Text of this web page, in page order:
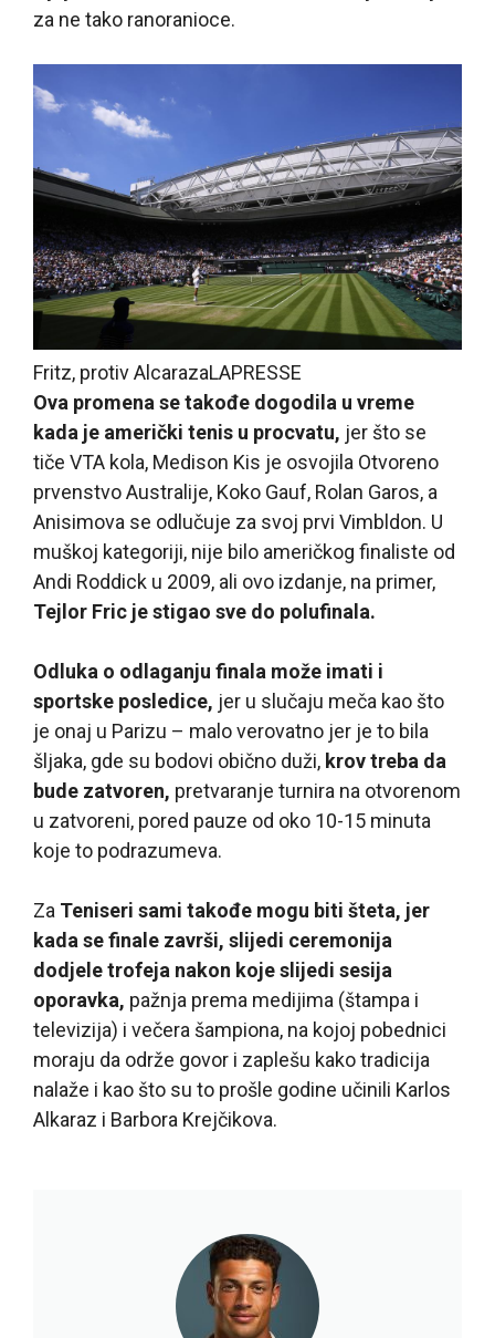
za ne tako ranoranioce.
Fritz, protiv AlcarazaLAPRESSE
Ova promena se takođe dogodila u vreme
kada je američki tenis u procvatu, jer što se
tiče VTA kola, Medison Kis je osvojila Otvoreno
prvenstvo Australije, Koko Gauf, Rolan Garos, a
Anisimova se odlučuje za svoj prvi Vimbldon. U
muškoj kategoriji, nije bilo američkog finaliste od
Andi Roddick u 2009, ali ovo izdanje, na primer,
Tejlor Fric je stigao sve do polufinala.
Odluka o odlaganju finala može imati i
sportske posledice, jer u slučaju meča kao što
je onaj u Parizu – malo verovatno jer je to bila
šljaka, gde su bodovi obično duži, krov treba da
bude zatvoren, pretvaranje turnira na otvorenom
u zatvoreni, pored pauze od oko 10-15 minuta
koje to podrazumeva.
Za Teniseri sami takođe mogu biti šteta, jer
kada se finale završi, slijedi ceremonija
dodjele trofeja nakon koje slijedi sesija
oporavka, pažnja prema medijima (štampa i
televizija) i večera šampiona, na kojoj pobednici
moraju da održe govor i zaplešu kako tradicija
nalaže i kao što su to prošle godine učinili Karlos
Alkaraz i Barbora Krejčikova.